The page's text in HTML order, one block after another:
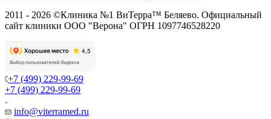
2011 - 2026 ©Клиника №1 ВиТерра™ Беляево. Официальный
сайт клиники ООО "Верона" ОГРН 1097746528220
+7 (499) 229-99-69
+7 (499) 229-99-69
info@viterramed.ru